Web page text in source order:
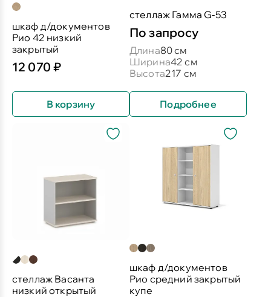
шкаф д/документов
Рио 42 низкий
закрытый
12 070 ₽
В корзину
стеллаж Гамма G-53
По запросу
Длина80 см
Ширина42 см
Высота217 см
Подробнее
стеллаж Васанта
низкий открытый
шкаф д/документов
Рио средний закрытый
купе